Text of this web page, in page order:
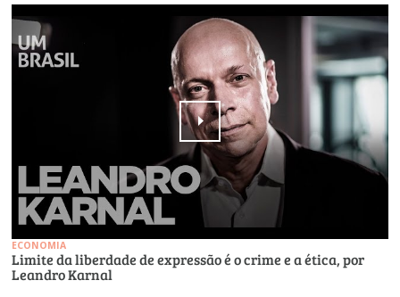
ECONOMIA
Limite da liberdade de expressão é o crime e a ética, por
Leandro Karnal